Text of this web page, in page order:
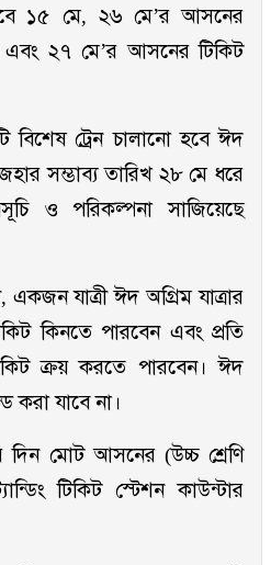
১৫ মে, ২৬ মে’র আসনের
এবং ২৭ মে’র আসনের টিকিট
বিশেষ ট্রেন চালানো হবে ঈদ
সম্ভাব্য তারিখ ২৮ মে ধরে
ও পরিকল্পনা সাজিয়েছে
একজন যাত্রী ঈদ অগ্রিম যাত্রার
কিনতে পারবেন এবং প্রতি
ক্রয় করতে পারবেন। ঈদ
করা যাবে না।
দিন মোট আসনের (উচ্চ শ্রেণি
টিকিট স্টেশন কাউন্টার